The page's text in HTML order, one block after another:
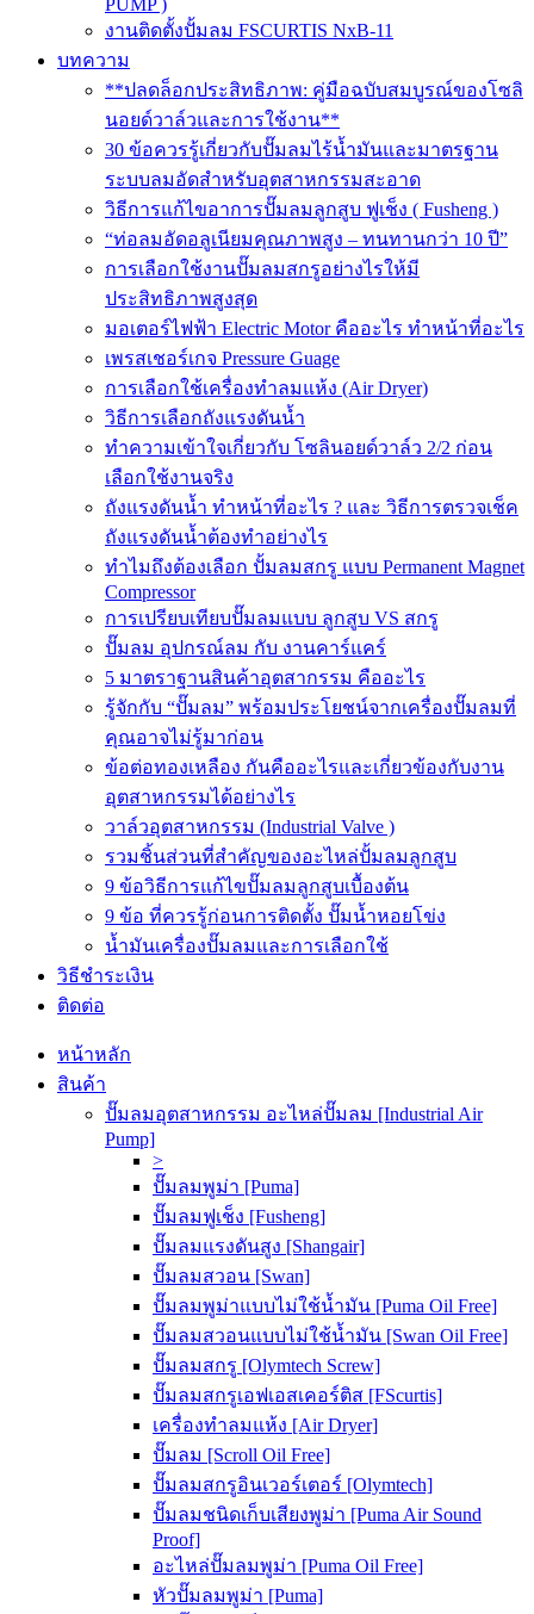
PUMP )
งานติดตั้งปั้มลม FSCURTIS NxB-11
บทความ
**ปลดล็อกประสิทธิภาพ: คู่มือฉบับสมบูรณ์ของโซลิ
นอยด์วาล์วและการใช้งาน**
30 ข้อควรรู้เกี่ยวกับปั๊มลมไร้น้ำมันและมาตรฐาน
ระบบลมอัดสำหรับอุตสาหกรรมสะอาด
วิธีการแก้ไขอาการปั๊มลมลูกสูบ ฟูเช็ง ( Fusheng )
“ท่อลมอัดอลูเนียมคุณภาพสูง – ทนทานกว่า 10 ปี”
การเลือกใช้งานปั๊มลมสกรูอย่างไรให้มี
ประสิทธิภาพสูงสุด
มอเตอร์ไฟฟ้า Electric Motor คืออะไร ทำหน้าที่อะไร
เพรสเชอร์เกจ Pressure Guage
การเลือกใช้เครื่องทำลมแห้ง (Air Dryer)
วิธีการเลือกถังแรงดันน้ำ
ทำความเข้าใจเกี่ยวกับ โซลินอยด์วาล์ว 2/2 ก่อน
เลือกใช้งานจริง
ถังแรงดันน้ำ ทำหน้าที่อะไร ? และ วิธีการตรวจเช็ค
ถังแรงดันน้ำต้องทำอย่างไร
ทำไมถึงต้องเลือก ปั้มลมสกรู แบบ Permanent Magnet
Compressor
การเปรียบเทียบปั๊มลมแบบ ลูกสูบ VS สกรู
ปั๊มลม อุปกรณ์ลม กับ งานคาร์แคร์
5 มาตราฐานสินค้าอุตสากรรม คืออะไร
รู้จักกับ “ปั๊มลม” พร้อมประโยชน์จากเครื่องปั๊มลมที่
คุณอาจไม่รู้มาก่อน
ข้อต่อทองเหลือง กันคืออะไรและเกี่ยวข้องกับงาน
อุตสาหกรรมได้อย่างไร
วาล์วอุตสาหกรรม (Industrial Valve )
รวมชิ้นส่วนที่สำคัญของอะไหล่ปั้มลมลูกสูบ
9 ข้อวิธีการแก้ไขปั๊มลมลูกสูบเบื้องต้น
9 ข้อ ที่ควรรู้ก่อนการติดตั้ง ปั๊มน้ำหอยโข่ง
น้ำมันเครื่องปั๊มลมและการเลือกใช้
วิธีชำระเงิน
ติดต่อ
หน้าหลัก
สินค้า
ปั๊มลมอุตสาหกรรม อะไหล่ปั๊มลม [Industrial Air
Pump]
>
ปั๊มลมพูม่า [Puma]
ปั๊มลมฟูเช็ง [Fusheng]
ปั๊มลมแรงดันสูง [Shangair]
ปั๊มลมสวอน [Swan]
ปั๊มลมพูม่าแบบไม่ใช้น้ำมัน [Puma Oil Free]
ปั๊มลมสวอนแบบไม่ใช้น้ำมัน [Swan Oil Free]
ปั๊มลมสกรู [Olymtech Screw]
ปั๊มลมสกรูเอฟเอสเคอร์ติส [FScurtis]
เครื่องทำลมแห้ง [Air Dryer]
ปั๊มลม [Scroll Oil Free]
ปั๊มลมสกรูอินเวอร์เตอร์ [Olymtech]
ปั๊มลมชนิดเก็บเสียงพูม่า [Puma Air Sound
Proof]
อะไหล่ปั๊มลมพูม่า [Puma Oil Free]
หัวปั๊มลมพูม่า [Puma]